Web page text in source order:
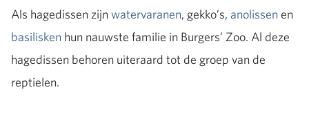
Als hagedissen zijnwatervaranen, gekko’s, anolissen en
basilisken hun nauwste familie in Burgers’ Zoo. Al deze
hagedissen behoren uiteraard tot de groep van de
reptielen.